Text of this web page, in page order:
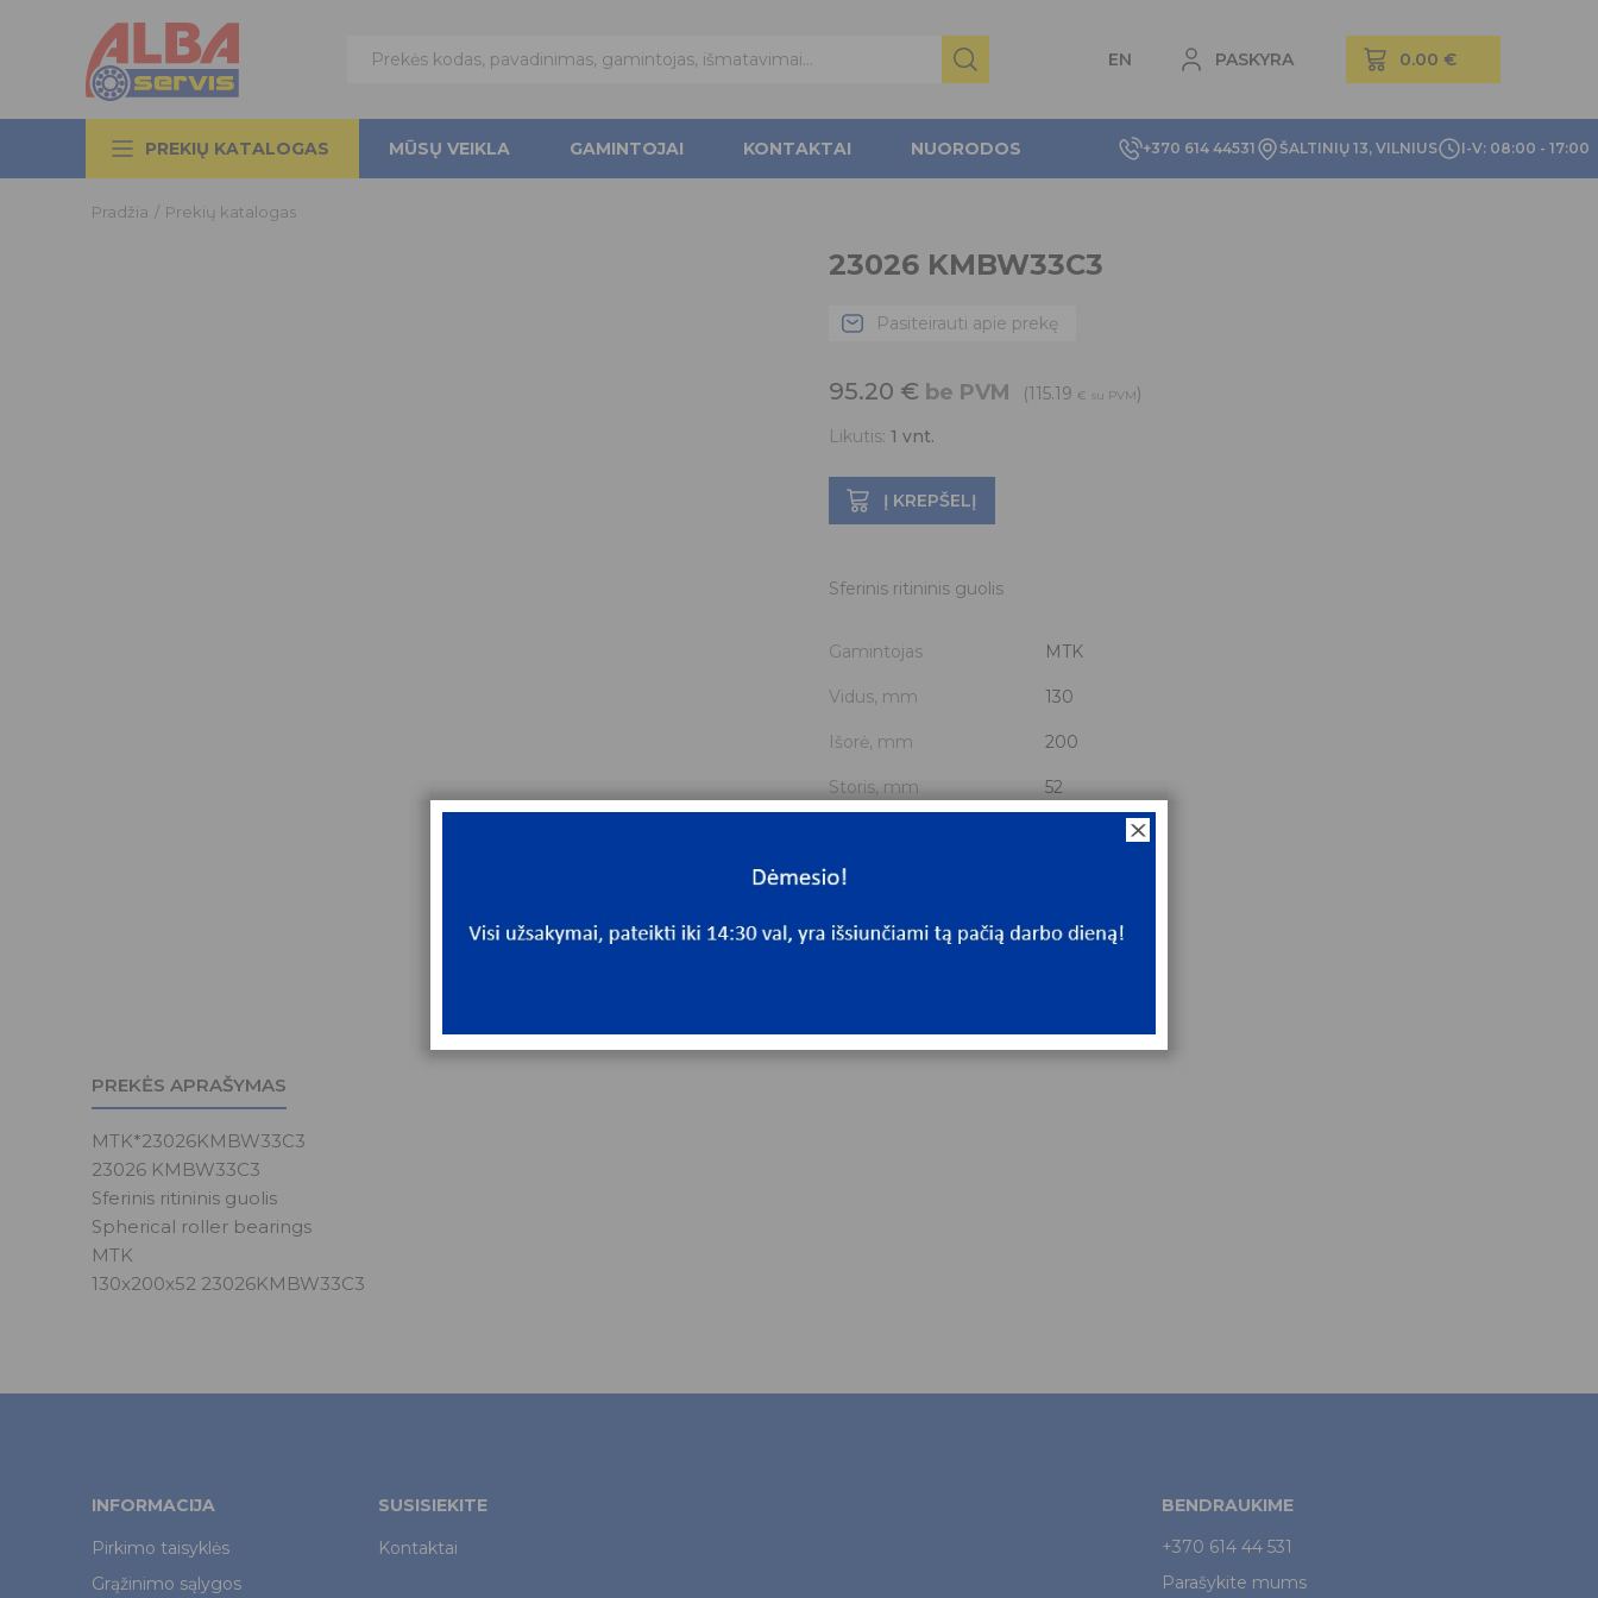
EN PASKYRA
+370 614 44531 ŠALTINIŲ 13, VILNIUS I-V: 08:00 - 17:00
PREKIŲ KATALOGAS MŪSŲ VEIKLA GAMINTOJAI KONTAKTAI NUORODOS
Pradžia / Prekių katalogas
23026 KMBW33C3
Pasiteirauti apie prekę
95.20 € be PVM (115.19 € su PVM)
Likutis: 1 vnt.
Į KREPŠELĮ
Sferinis ritininis guolis
Gamintojas MTK
Vidus, mm 130
Išorė, mm 200
Storis, mm 52
130x200x52
Mato vnt.
Yra sandėlyje Taip
PREKĖS APRAŠYMAS
MTK*23026KMBW33C3
23026 KMBW33C3
Sferinis ritininis guolis
Spherical roller bearings
MTK
130x200x52 23026KMBW33C3
INFORMACIJA
Pirkimo taisyklės
Grąžinimo sąlygos
SUSISIEKITE
Kontaktai
BENDRAUKIME
+370 614 44 531
Parašykite mums